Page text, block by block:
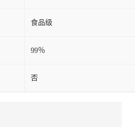
食品级
99％
否